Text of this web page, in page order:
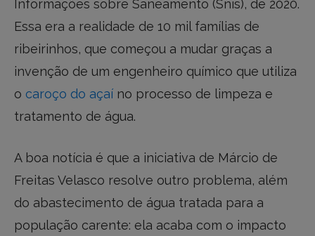
Informações sobre Saneamento (Snis), de 2020.
Essa era a realidade de 10 mil famílias de
ribeirinhos, que começou a mudar graças a
invenção de um engenheiro químico que utiliza
o caroço do açaí no processo de limpeza e
tratamento de água.
A boa notícia é que a iniciativa de Márcio de
Freitas Velasco resolve outro problema, além
do abastecimento de água tratada para a
população carente: ela acaba com o impacto